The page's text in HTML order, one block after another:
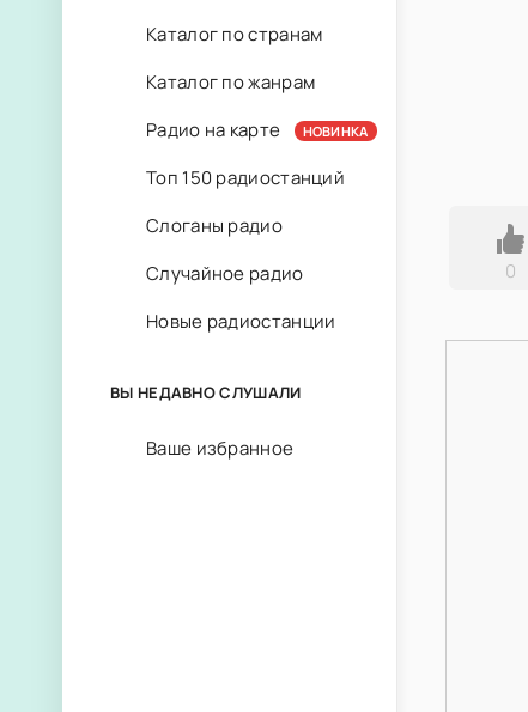
0
Каталог по странам
Каталог по жанрам
Радио на карте
НОВИНКА
Топ 150 радиостанций
Слоганы радио
Случайное радио
Новые радиостанции
ВЫ НЕДАВНО СЛУШАЛИ
Ваше избранное